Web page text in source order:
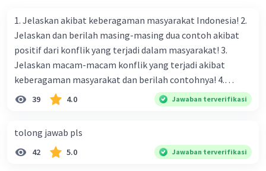
1. Jelaskan akibat keberagaman masyarakat Indonesia! 2.
Jelaskan dan berilah masing-masing dua contoh akibat
positif dari konflik yang terjadi dalam masyarakat! 3.
Jelaskan macam-macam konflik yang terjadi akibat
keberagaman masyarakat dan berilah contohnya! 4.
Mengapa dalam masyarakat yang memiliki keberagaman
bahasa, dan budaya. Berdasarkan pernyataan tersebut,
apa yang dapat kalian lakukan untuk menjaga
39 4.0 Jawaban terverifikasi
tolong jawab pls
42 5.0 Jawaban terverifikasi